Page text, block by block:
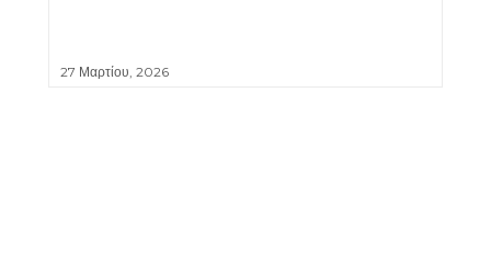
27 Μαρτίου, 2026